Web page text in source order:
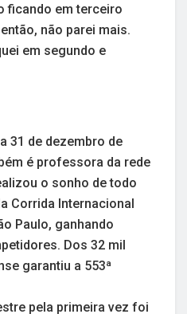
ficando em terceiro
não parei mais.
em segundo e
31 de dezembro de
é professora da rede
o sonho de todo
Corrida Internacional
Paulo, ganhando
Dos 32 mil
garantiu a 553ª
pela primeira vez foi